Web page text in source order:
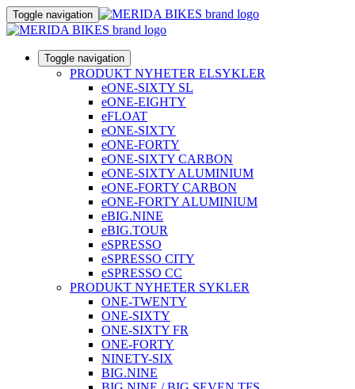
Toggle navigation
Toggle navigation
PRODUKT NYHETER ELSYKLER
eONE-SIXTY SL
eONE-EIGHTY
eFLOAT
eONE-SIXTY
eONE-FORTY
eONE-SIXTY CARBON
eONE-SIXTY ALUMINIUM
eONE-FORTY CARBON
eONE-FORTY ALUMINIUM
eBIG.NINE
eBIG.TOUR
eSPRESSO
eSPRESSO CITY
eSPRESSO CC
PRODUKT NYHETER SYKLER
ONE-TWENTY
ONE-SIXTY
ONE-SIXTY FR
ONE-FORTY
NINETY-SIX
BIG.NINE